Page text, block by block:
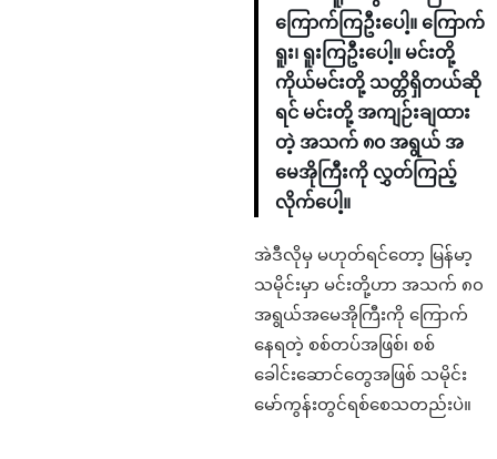
ကြောက်ကြဦးပေါ့။ ကြောက်
ရူး၊ ရူးကြဦးပေါ့။ မင်းတို့
ကိုယ်မင်းတို့ သတ္တိရှိတယ်ဆို
ရင် မင်းတို့ အကျဉ်းချထား
တဲ့ အသက် ၈၀ အရွယ် အ
မေအိုကြီးကို လွှတ်ကြည့်
လိုက်ပေါ့။
အဲဒီလိုမှ မဟုတ်ရင်တော့ မြန်မာ့
သမိုင်းမှာ မင်းတို့ဟာ အသက် ၈၀
အရွယ်အမေအိုကြီးကို ကြောက်
နေရတဲ့ စစ်တပ်အဖြစ်၊ စစ်
ခေါင်းဆောင်တွေအဖြစ် သမိုင်း
မော်ကွန်းတွင်ရစ်စေသတည်းပဲ။